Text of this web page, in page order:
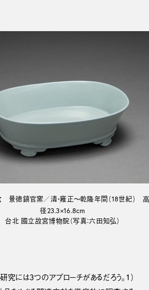
景徳鎮官窯／清・雍正～乾隆年間（18世紀）
径23.3×16.8cm
台北 國立故宮博物院（写真：六田知弘）
には3つのアプローチがあるだろう。１）